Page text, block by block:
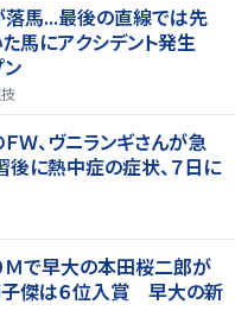
落馬...最後の直線では先
馬にアクシデント発生
ＦＷ、ヴニランギさんが急
後に熱中症の症状、７日に
Ｍで早大の本田桜二郎が
傑は６位入賞 早大の新